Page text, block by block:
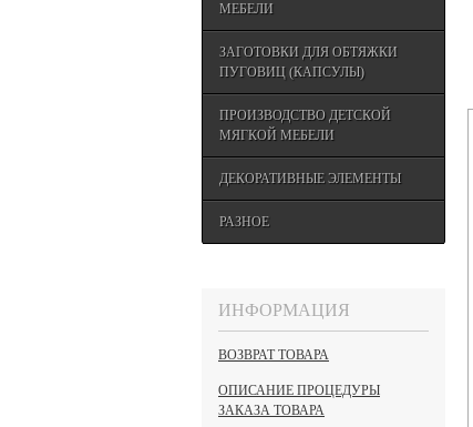
МЕБЕЛИ
ЗАГОТОВКИ ДЛЯ ОБТЯЖКИ
ПУГОВИЦ (КАПСУЛЫ)
ПРОИЗВОДСТВО ДЕТСКОЙ
МЯГКОЙ МЕБЕЛИ
ДЕКОРАТИВНЫЕ ЭЛЕМЕНТЫ
РАЗНОЕ
ИНФОРМАЦИЯ
ВОЗВРАТ ТОВАРА
ОПИСАНИЕ ПРОЦЕДУРЫ
ЗАКАЗА ТОВАРА